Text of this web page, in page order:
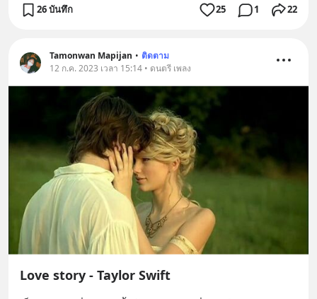
26 บันทึก 25 1 22
Tamonwan Mapijan • ติดตาม
12 ก.ค. 2023 เวลา 15:14 • ดนตรี เพลง
Love story - Taylor Swift